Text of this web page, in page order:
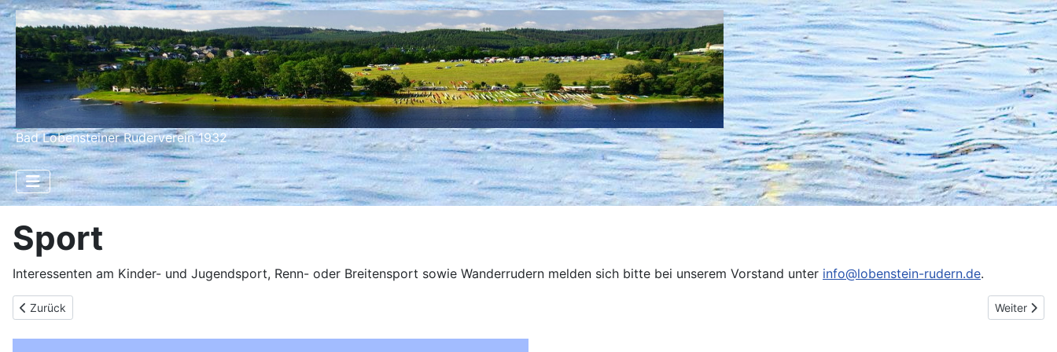
Bad Lobensteiner Ruderverein 1932
Sport
Interessenten am Kinder- und Jugendsport, Renn- oder Breitensport sowie Wanderrudern melden sich bitte bei unserem Vorstand unter info@lobenstein-rudern.de.
Previous article: Reservierungen Bootshaus
Zurück Next
Weiter